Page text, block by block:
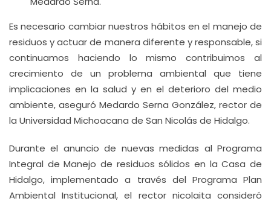
Es necesario cambiar nuestros hábitos en el manejo de
residuos y actuar de manera diferente y responsable, si
continuamos haciendo lo mismo contribuimos al
crecimiento de un problema ambiental que tiene
implicaciones en la salud y en el deterioro del medio
ambiente, aseguró Medardo Serna González, rector de
la Universidad Michoacana de San Nicolás de Hidalgo.
Durante el anuncio de nuevas medidas al Programa
Integral de Manejo de residuos sólidos en la Casa de
Hidalgo, implementado a través del Programa Plan
Ambiental Institucional, el rector nicolaita consideró